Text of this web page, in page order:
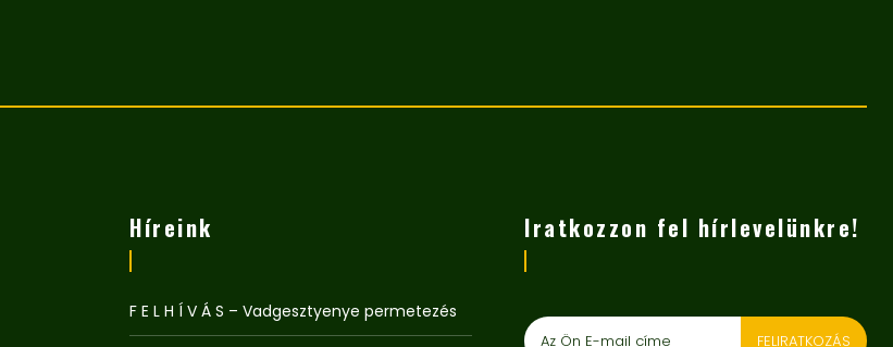
Híreink
F E L H Í V Á S – Vadgesztyenye permetezés
Iratkozzon fel hírlevelünkre!
FELIRATKOZÁS